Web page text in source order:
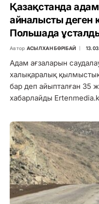
Қазақстанда
айналысты деген
Польшада
Автор АСЫЛХАН БӨРІБАЙ
Адам ағзаларын
халықаралық
бар деп айыпталған 35
хабарлайды